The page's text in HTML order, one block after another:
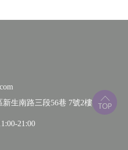
，資本傾向轉移至成本更
然而，隨著「去農村化」加
益稀少，資本積累開始遇到瓶
以全球化鬆動限制，卻遭遇民
，一方面在全球供應鏈中
新生南路三段56巷 7號2樓
21:00